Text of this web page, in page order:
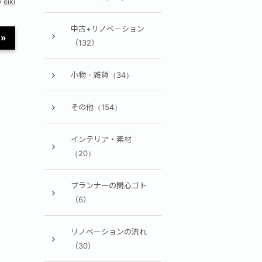
中古+リノベーション
（132）
小物・雑貨（34）
その他（154）
インテリア・素材
（20）
プランナーの関心ゴト
（6）
リノベーションの流れ
（30）